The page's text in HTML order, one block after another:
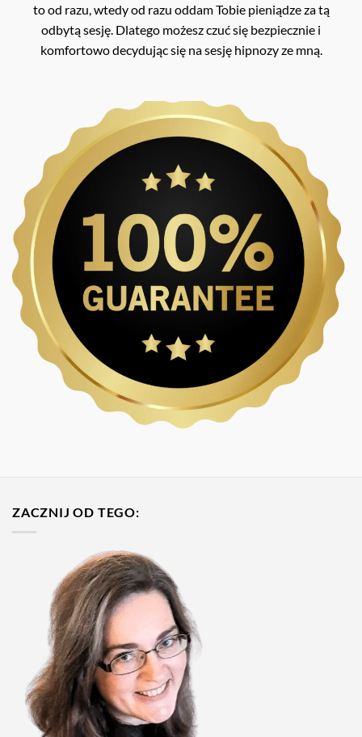
to od razu, wtedy od razu oddam Tobie pieniądze za tą
odbytą sesję. Dlatego możesz czuć się bezpiecznie i
komfortowo decydując się na sesję hipnozy ze mną.
ZACZNIJ OD TEGO: